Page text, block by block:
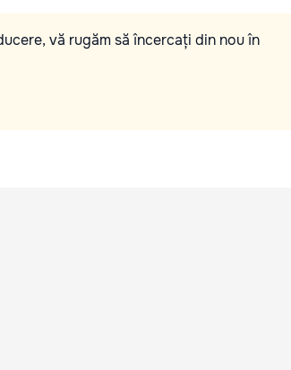
vă rugăm să încercați din nou în